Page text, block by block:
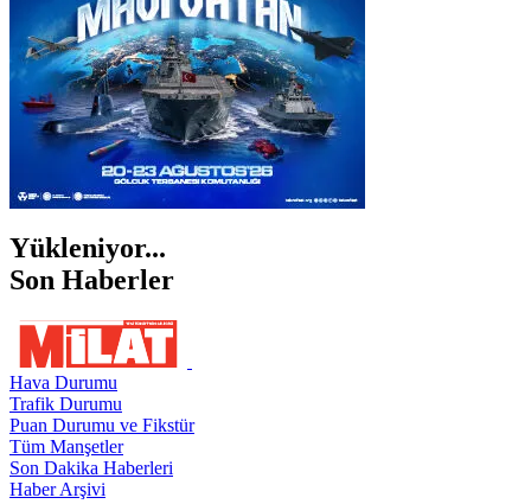
Yükleniyor...
Son Haberler
Hava Durumu
Trafik Durumu
Puan Durumu ve Fikstür
Tüm Manşetler
Son Dakika Haberleri
Haber Arşivi